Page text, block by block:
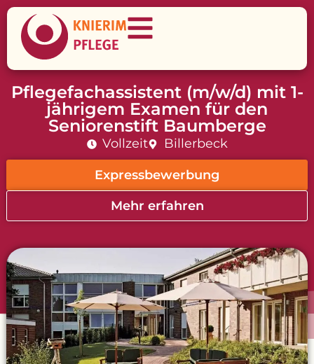
Pflegefachassistent (m/w/d) mit 1-
jährigem Examen für den
Seniorenstift Baumberge
Vollzeit Billerbeck
Expressbewerbung
Mehr erfahren